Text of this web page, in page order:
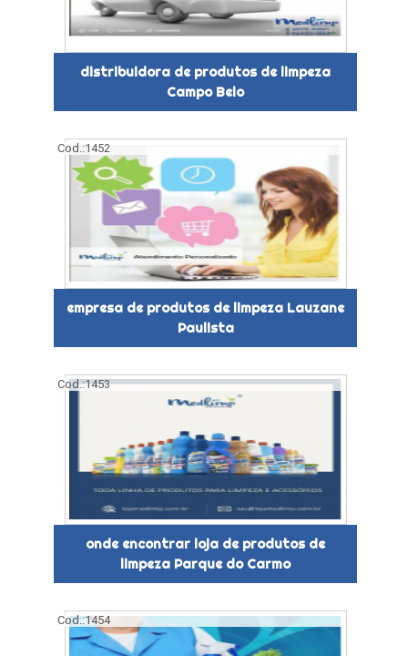
distribuidora de produtos de limpeza
Campo Belo
Cod.:1452
empresa de produtos de limpeza Lauzane
Paulista
Cod.:1453
onde encontrar loja de produtos de
limpeza Parque do Carmo
Cod.:1454